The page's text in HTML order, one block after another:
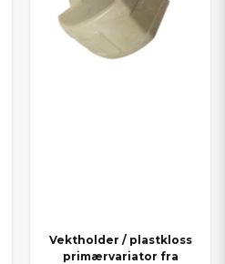
Vektholder / plastkloss
primærvariator fra